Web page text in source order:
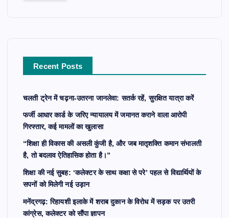
r
Recent Posts
चलती ट्रेन में चढ़ना-उतरना जानलेवा: सतर्क रहें, सुरक्षित यात्रा करें
फर्जी आधार कार्ड के जरिए न्यायालय में जमानत कराने वाला आरोपी
गिरफ्तार, कई मामलों का खुलासा
“शिक्षा ही विकास की असली कुंजी है, और जब मातृशक्ति कमान संभालती
है, तो बदलाव ऐतिहासिक होता है।”
शिक्षा की नई सुबह: ‘कलेक्टर के साथ कक्षा से परे’ पहल से विद्यार्थियों के
सपनों को मिलेगी नई उड़ान
मनेंद्रगढ़: रिहायशी इलाके में शराब दुकान के विरोध में सड़क पर उतरी
कांग्रेस, कलेक्टर को सौंपा ज्ञापन